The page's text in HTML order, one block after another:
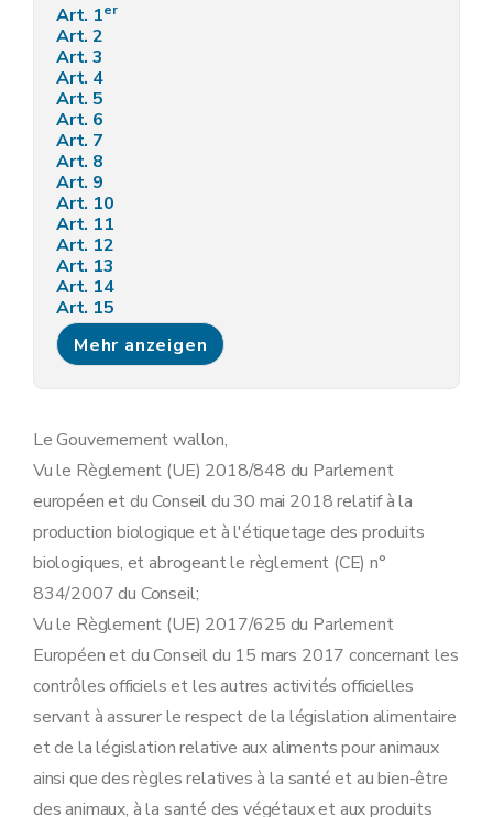
Art. 1er
Art. 2
Art. 3
Art. 4
Art. 5
Art. 6
Art. 7
Art. 8
Art. 9
Art. 10
Art. 11
Art. 12
Art. 13
Art. 14
Art. 15
Art. 16
Art. 17
Art. 18
Art. 21
Art. 23
Art. 24
Art. 25
Art. 26
Art. 27
Art. 28
Art. 29
Art. 30
Art. 31
Annexe 1
Annexe 2
Annexe 3
Annexe 4
Annexe 5
Annexe 6
Annexe 7
Annexe 8
Mehr anzeigen
Le Gouvernement wallon,
Vu le Règlement (UE) 2018/848 du Parlement
européen et du Conseil du 30 mai 2018 relatif à la
production biologique et à l'étiquetage des produits
biologiques, et abrogeant le règlement (CE) n°
834/2007 du Conseil;
Vu le Règlement (UE) 2017/625 du Parlement
Européen et du Conseil du 15 mars 2017 concernant les
contrôles officiels et les autres activités officielles
servant à assurer le respect de la législation alimentaire
et de la législation relative aux aliments pour animaux
ainsi que des règles relatives à la santé et au bien-être
des animaux, à la santé des végétaux et aux produits